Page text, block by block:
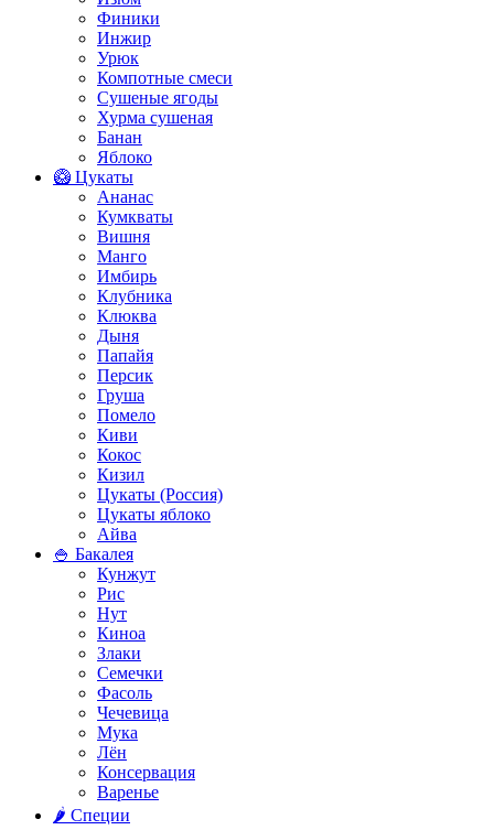
Финики
Инжир
Урюк
Компотные смеси
Сушеные ягоды
Хурма сушеная
Банан
Яблоко
🥝 Цукаты
Ананас
Кумкваты
Вишня
Манго
Имбирь
Клубника
Клюква
Дыня
Папайя
Персик
Груша
Помело
Киви
Кокос
Кизил
Цукаты (Россия)
Цукаты яблоко
Айва
🍚 Бакалея
Кунжут
Рис
Нут
Киноа
Злаки
Семечки
Фасоль
Чечевица
Мука
Лён
Консервация
Варенье
🌶️ Специи